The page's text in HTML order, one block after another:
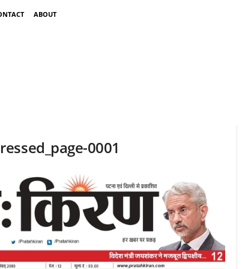
ABOUT
0001